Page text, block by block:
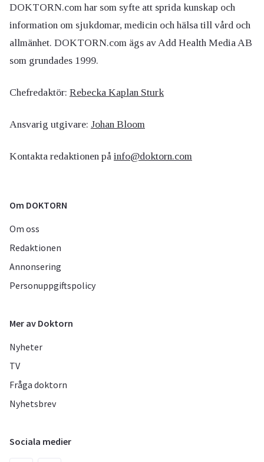
DOKTORN.com har som syfte att sprida kunskap och
information om sjukdomar, medicin och hälsa till vård och
allmänhet. DOKTORN.com ägs av Add Health Media AB
som grundades 1999.
Chefredaktör: Rebecka Kaplan Sturk
Ansvarig utgivare: Johan Bloom
Kontakta redaktionen på info@doktorn.com
Om DOKTORN
Om oss
Redaktionen
Annonsering
Personuppgiftspolicy
Mer av Doktorn
Nyheter
TV
Fråga doktorn
Nyhetsbrev
Sociala medier